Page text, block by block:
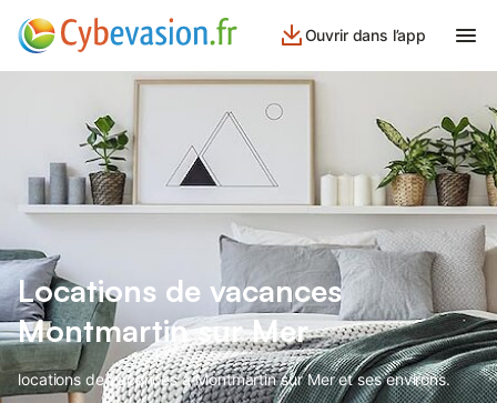
Ouvrir dans l’app
Locations de vacances
Montmartin sur Mer
locations de vacances à Montmartin sur Mer et ses environs.